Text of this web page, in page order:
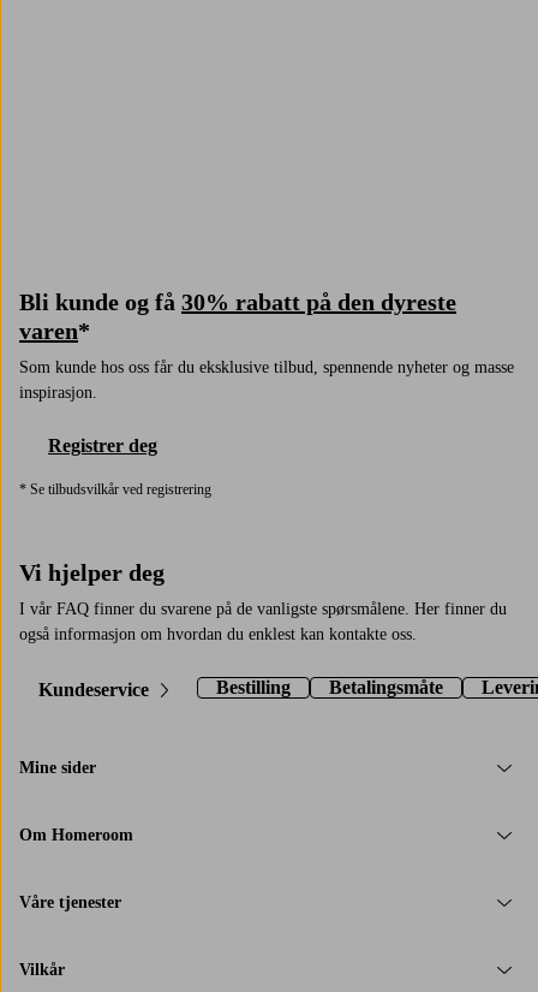
Bli kunde og få 30% rabatt på den dyreste
varen*
Som kunde hos oss får du eksklusive tilbud, spennende nyheter og masse
inspirasjon.
Registrer deg
* Se tilbudsvilkår ved registrering
Vi hjelper deg
I vår FAQ finner du svarene på de vanligste spørsmålene. Her finner du
også informasjon om hvordan du enklest kan kontakte oss.
Kundeservice Bestilling Betalingsmåte
Mine sider
Om Homeroom
Våre tjenester
Vilkår